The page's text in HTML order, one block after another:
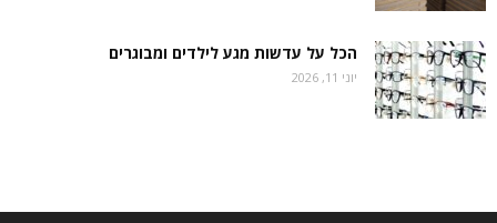
הכל על עדשות מגע לילדים ומבוגרים
יוני 11, 2026